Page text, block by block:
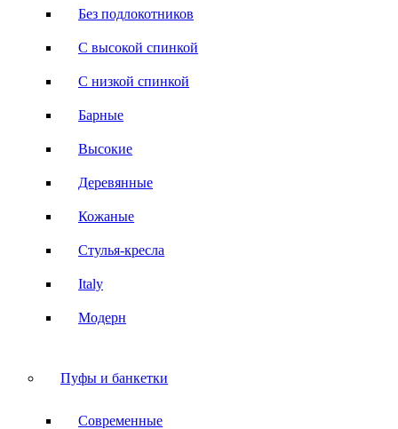
Без подлокотников
С высокой спинкой
С низкой спинкой
Барные
Высокие
Деревянные
Кожаные
Стулья-кресла
Italy
Модерн
Пуфы и банкетки
Современные